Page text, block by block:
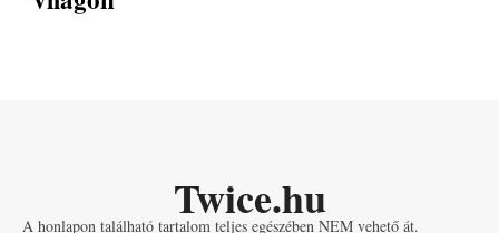
Twice.hu
A honlapon található tartalom teljes egészében NEM vehető át.